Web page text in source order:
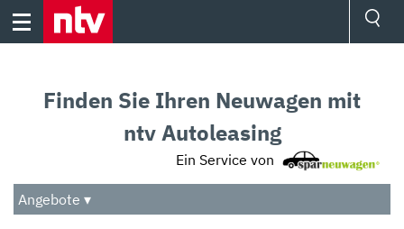
Skip
Audio
Das Beste
Finden Sie Ihren Neuwagen mit
ntv Autoleasing
Ein Service von
Angebote ▾